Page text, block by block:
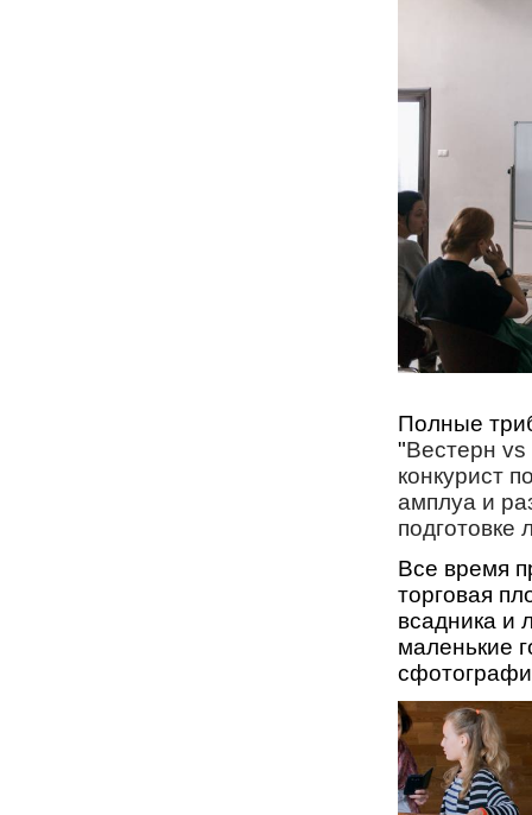
Полные
"Вестерн
конкурист
амплуа и
подготовке
Все время
торговая
всадника и
маленькие